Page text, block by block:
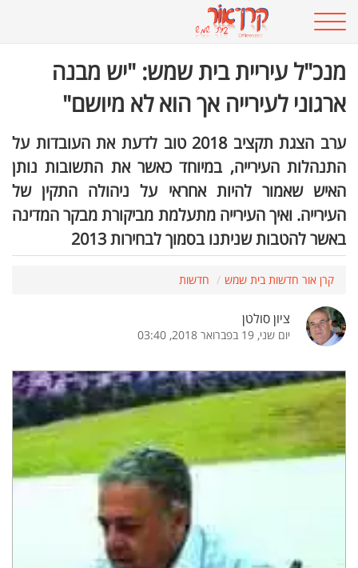
מנכ"ל עיריית בית שמש: "יש מבנה
ארגוני לעירייה אך הוא לא מיושם"
ערב הצגת תקציב 2018 טוב לדעת את העובדות על
התנהלות העירייה, במיוחד כאשר את התשובות נותן
האיש שאמור להיות אחראי על ניהולה התקין של
העירייה. ואיך העירייה מתעלמת מביקורת מבקר המדינה
באשר להטבות שניתנו בסמוך לבחירות 2013
קרן אור חדשות בית שמש חדשות
ציון סולטן
יום שני, 19 בפברואר 2018, 03:40